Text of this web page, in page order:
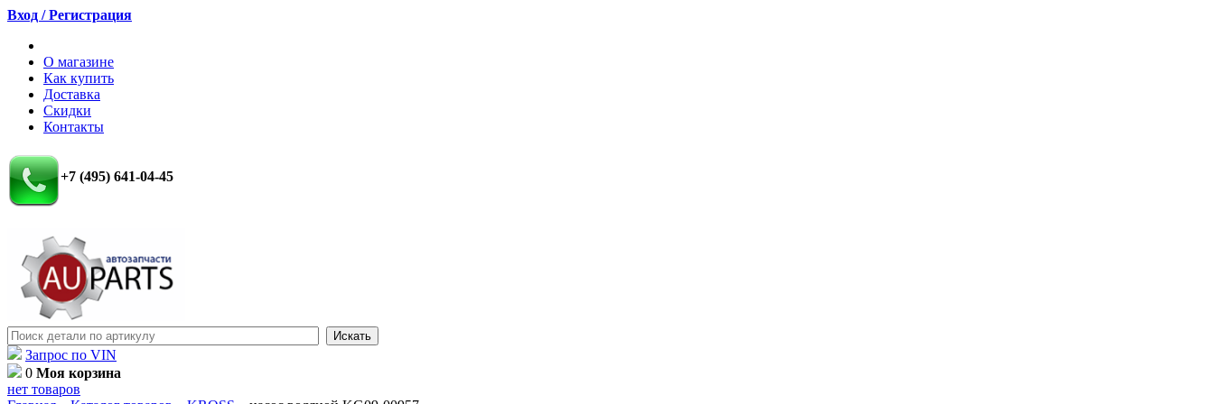
Вход / Регистрация
О магазине
Как купить
Доставка
Скидки
Контакты
+7 (495) 641-04-45
Запрос по VIN
0 Моя корзина
нет товаров